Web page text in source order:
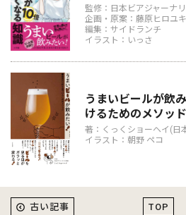
監修：日本ビアジャーナ
企画・原案：藤原ヒロユキ
編集：サイドランチ
イラスト：いっさ
うまいビールが飲
けるためのメソッド
著：くっくショーヘイ(日
イラスト：朝野 ペコ
TOP
古い記事